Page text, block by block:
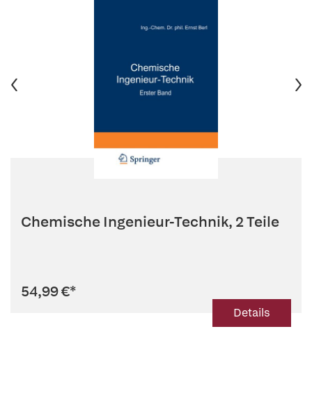
Chemische Ingenieur-Technik, 2 Teile
54,99 €*
Details